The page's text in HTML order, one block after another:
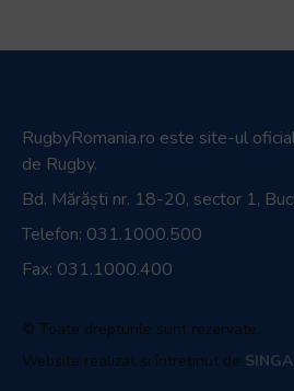
RugbyRomania.ro este site-ul
de Rugby.
Bd. Mărăști nr. 18-20, sector 1,
Telefon: 031.1000.500
Fax: 031.1000.400
© Toate drepturile sunt rezervate.
Website realizat și întreținut de SINGA